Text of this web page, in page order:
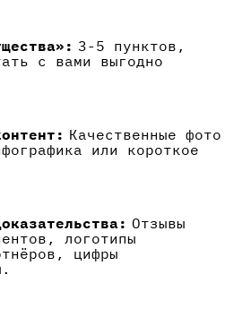
3-5 пунктов,
с вами выгодно
Качественные фото
или короткое
Отзывы
логотипы
цифры